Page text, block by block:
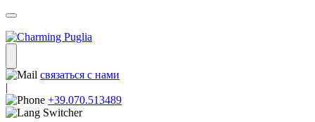
связаться с нами
|
+39.070.513489